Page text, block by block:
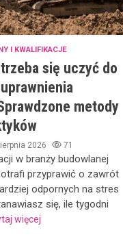
I KWALIFIKACJE
się uczyć do
metody
2026 71
w branży budowlanej
przyprawić o zawrót
odpornych na stres
się, ile tygodni
więcej